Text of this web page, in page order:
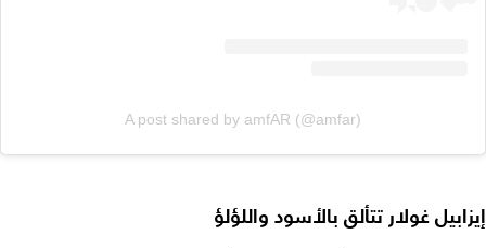
A post shared by amfAR (@amfar)
إيزابيل غولار تتألق بالأسود واللؤلؤ